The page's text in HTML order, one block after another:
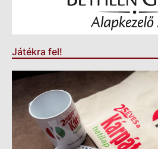
Játékra fel!